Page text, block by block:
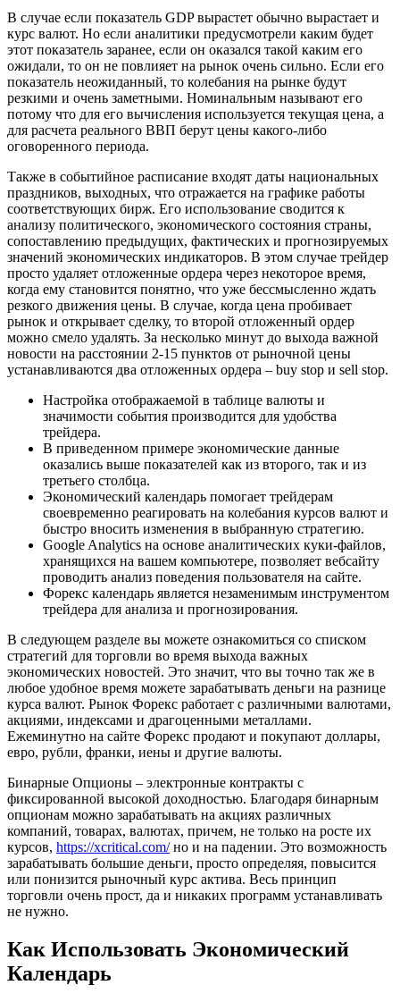
В случае если показатель GDP вырастет обычно вырастает и
курс валют. Но если аналитики предусмотрели каким будет
этот показатель заранее, если он оказался такой каким его
ожидали, то он не повлияет на рынок очень сильно. Если его
показатель неожиданный, то колебания на рынке будут
резкими и очень заметными. Номинальным называют его
потому что для его вычисления используется текущая цена, а
для расчета реального ВВП берут цены какого-либо
оговоренного периода.
Также в событийное расписание входят даты национальных
праздников, выходных, что отражается на графике работы
соответствующих бирж. Его использование сводится к
анализу политического, экономического состояния страны,
сопоставлению предыдущих, фактических и прогнозируемых
значений экономических индикаторов. В этом случае трейдер
просто удаляет отложенные ордера через некоторое время,
когда ему становится понятно, что уже бессмысленно ждать
резкого движения цены. В случае, когда цена пробивает
рынок и открывает сделку, то второй отложенный ордер
можно смело удалять. За несколько минут до выхода важной
новости на расстоянии 2-15 пунктов от рыночной цены
устанавливаются два отложенных ордера – buy stop и sell stop.
Настройка отображаемой в таблице валюты и
значимости события производится для удобства
трейдера.
В приведенном примере экономические данные
оказались выше показателей как из второго, так и из
третьего столбца.
Экономический календарь помогает трейдерам
своевременно реагировать на колебания курсов валют и
быстро вносить изменения в выбранную стратегию.
Google Analytics на основе аналитических куки-файлов,
хранящихся на вашем компьютере, позволяет вебсайту
проводить анализ поведения пользователя на сайте.
Форекс календарь является незаменимым инструментом
трейдера для анализа и прогнозирования.
В следующем разделе вы можете ознакомиться со списком
стратегий для торговли во время выхода важных
экономических новостей. Это значит, что вы точно так же в
любое удобное время можете зарабатывать деньги на разнице
курса валют. Рынок Форекс работает с различными валютами,
акциями, индексами и драгоценными металлами.
Ежеминутно на сайте Форекс продают и покупают доллары,
евро, рубли, франки, иены и другие валюты.
Бинарные Опционы – электронные контракты с
фиксированной высокой доходностью. Благодаря бинарным
опционам можно зарабатывать на акциях различных
компаний, товарах, валютах, причем, не только на росте их
курсов, https://xcritical.com/но и на падении. Это возможность
зарабатывать большие деньги, просто определяя, повысится
или понизится рыночный курс актива. Весь принцип
торговли очень прост, да и никаких программ устанавливать
не нужно.
Как Использовать Экономический
Календарь